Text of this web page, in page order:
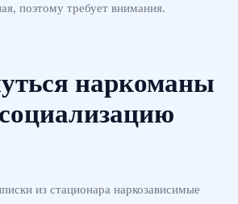
поэтому требует внимания.
наркоманы
из стационара наркозависимые